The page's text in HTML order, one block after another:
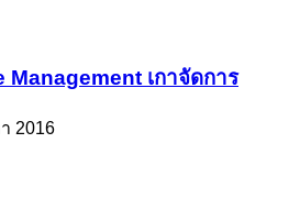
Management เกาจัดการ
2016